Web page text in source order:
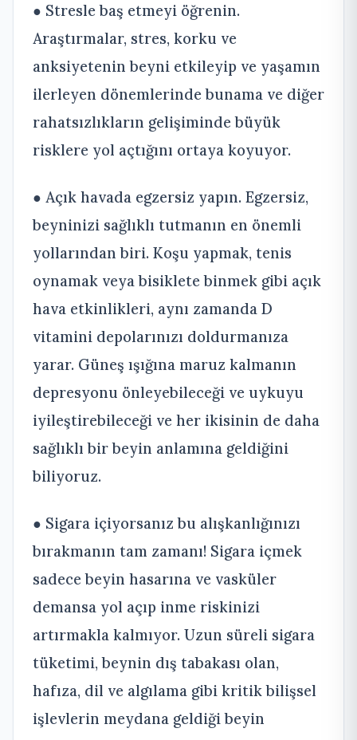
● Stresle baş etmeyi öğrenin.
Araştırmalar, stres, korku ve
anksiyetenin beyni etkileyip ve yaşamın
ilerleyen dönemlerinde bunama ve diğer
rahatsızlıkların gelişiminde büyük
risklere yol açtığını ortaya koyuyor.
● Açık havada egzersiz yapın. Egzersiz,
beyninizi sağlıklı tutmanın en önemli
yollarından biri. Koşu yapmak, tenis
oynamak veya bisiklete binmek gibi açık
hava etkinlikleri, aynı zamanda D
vitamini depolarınızı doldurmanıza
yarar. Güneş ışığına maruz kalmanın
depresyonu önleyebileceği ve uykuyu
iyileştirebileceği ve her ikisinin de daha
sağlıklı bir beyin anlamına geldiğini
biliyoruz.
● Sigara içiyorsanız bu alışkanlığınızı
bırakmanın tam zamanı! Sigara içmek
sadece beyin hasarına ve vasküler
demansa yol açıp inme riskinizi
artırmakla kalmıyor. Uzun süreli sigara
tüketimi, beynin dış tabakası olan,
hafıza, dil ve algılama gibi kritik bilişsel
işlevlerin meydana geldiği beyin